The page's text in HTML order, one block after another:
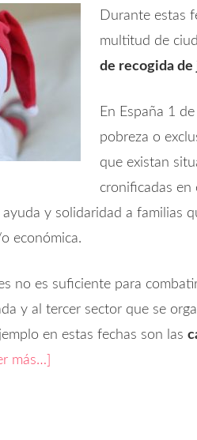
Durante estas
multitud de
de recogida de
En España 1
pobreza o
que existan
cronificadas en
y solidaridad a familias
económica.
no es suficiente para
y al tercer sector que se
en estas fechas son las
más…]